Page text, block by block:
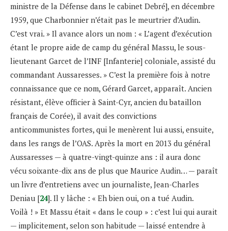
ministre de la Défense dans le cabinet Debré], en décembre
1959, que Charbonnier n’était pas le meurtrier d’Audin.
C’est vrai. » Il avance alors un nom : « L’agent d’exécution
étant le propre aide de camp du général Massu, le sous-
lieutenant Garcet de l’INF [Infanterie] coloniale, assisté du
commandant Aussaresses. » C’est la première fois à notre
connaissance que ce nom, Gérard Garcet, apparaît. Ancien
résistant, élève officier à Saint-Cyr, ancien du bataillon
français de Corée), il avait des convictions
anticommunistes fortes, qui le menèrent lui aussi, ensuite,
dans les rangs de l’OAS. Après la mort en 2013 du général
Aussaresses — à quatre-vingt-quinze ans : il aura donc
vécu soixante-dix ans de plus que Maurice Audin… — paraît
un livre d’entretiens avec un journaliste, Jean-Charles
Deniau [24]. Il y lâche : « Eh bien oui, on a tué Audin.
Voilà ! » Et Massu était « dans le coup » : c’est lui qui aurait
— implicitement, selon son habitude — laissé entendre à